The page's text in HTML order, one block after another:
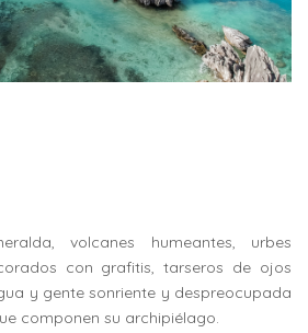
volcanes humeantes, urbes
con grafitis, tarseros de ojos
y gente sonriente y despreocupada
componen su archipiélago.